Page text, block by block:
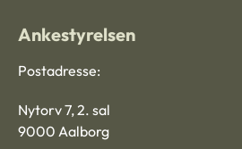
Ankestyrelsen
Postadresse:
Nytorv 7, 2. sal
9000 Aalborg